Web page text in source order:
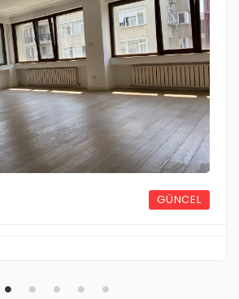
GÜNCEL